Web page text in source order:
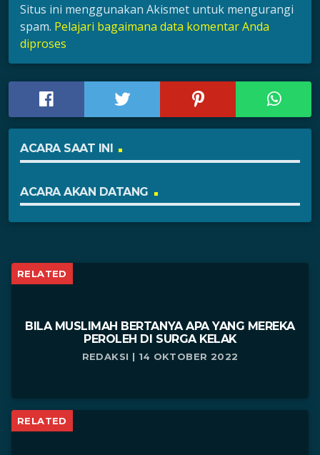
Situs ini menggunakan Akismet untuk mengurangi
spam. Pelajari bagaimana data komentar Anda
diproses
ACARA SAAT INI
ACARA AKAN DATANG
RELATED
BILA MUSLIMAH BERTANYA APA YANG MEREKA
PEROLEH DI SURGA KELAK
REDAKSI | 14 OKTOBER 2022
RELATED